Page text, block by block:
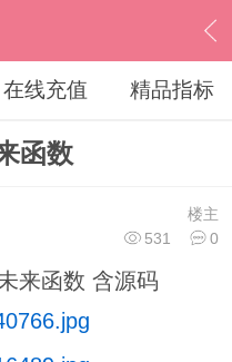
内容
在线充值 精品指标
函数
楼主
531
0
来函数 含源码